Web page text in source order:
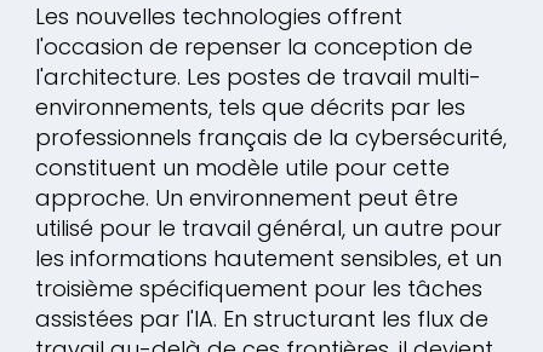
Les nouvelles technologies offrent
l'occasion de repenser la conception de
l'architecture. Les postes de travail multi-
environnements, tels que décrits par les
professionnels français de la cybersécurité,
constituent un modèle utile pour cette
approche. Un environnement peut être
utilisé pour le travail général, un autre pour
les informations hautement sensibles, et un
troisième spécifiquement pour les tâches
assistées par l'IA. En structurant les flux de